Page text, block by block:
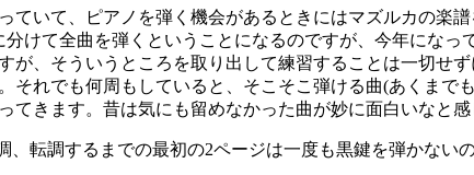
いて、ピアノを弾く機会があるときにはマズルカの楽
けて全曲を弾くということになるのですが、今年にな
が、そういうところを取り出して練習することは一切せ
それでも何周もしていると、そこそこ弾ける曲(あくま
てきます。昔は気にも留めなかった曲が妙に面白いなと感
転調するまでの最初の2ページは一度も黒鍵を弾かないの